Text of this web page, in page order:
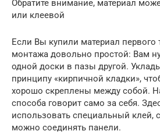
Обратите внимание, материал
или клеевой
Если Вы купили материал первого
монтажа довольно простой: Вам
одной доски в пазы другой.
принципу «кирпичной кладки»,
хорошо скреплены между собой.
способа говорит само за себя.
использовать специальный клей,
можно соединять панели.